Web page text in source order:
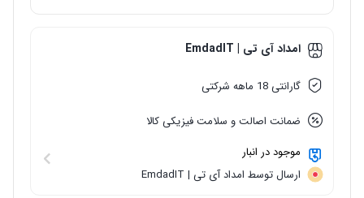
امداد آی تی | EmdadIT
گارانتی 18 ماهه شرکتی
ضمانت اصالت و سلامت فیزیکی کالا
موجود در انبار
ارسال توسط امداد آی تی | EmdadIT